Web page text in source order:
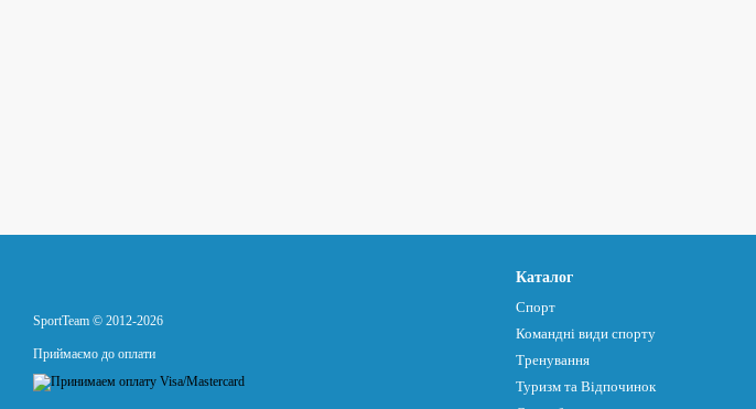
SportTeam © 2012-2026
Приймаємо до оплати
Каталог
Спорт
Командні види спорту
Тренування
Туризм та Відпочинок